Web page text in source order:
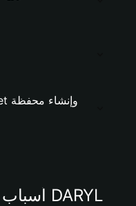
أسباب أهمية استخدام محفظة DARYL